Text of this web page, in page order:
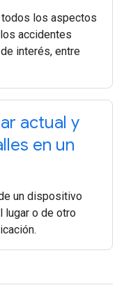
los aspectos
accidentes
interés, entre
actual y
en un
un dispositivo
lugar o de otro